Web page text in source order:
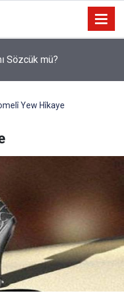
Piçûk
Yew Hîkaye